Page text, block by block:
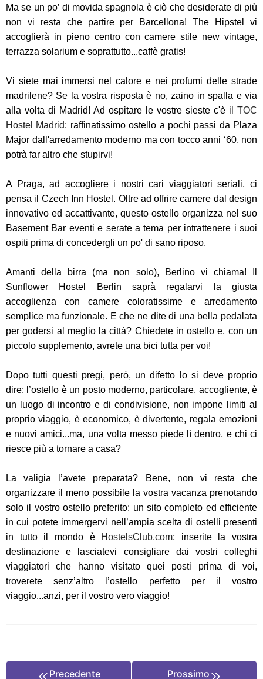
Ma se un po’ di movida spagnola è ciò che desiderate di più
non vi resta che partire per Barcellona! The Hipstel vi
accoglierà in pieno centro con camere stile new vintage,
terrazza solarium e soprattutto...caffè gratis!
Vi siete mai immersi nel calore e nei profumi delle strade
madrilene? Se la vostra risposta è no, zaino in spalla e via
alla volta di Madrid! Ad ospitare le vostre sieste c'è il TOC
Hostel Madrid: raffinatissimo ostello a pochi passi da Plaza
Major dall'arredamento moderno ma con tocco anni ‘60, non
potrà far altro che stupirvi!
A Praga, ad accogliere i nostri cari viaggiatori seriali, ci
pensa il Czech Inn Hostel. Oltre ad offrire camere dal design
innovativo ed accattivante, questo ostello organizza nel suo
Basement Bar eventi e serate a tema per intrattenere i suoi
ospiti prima di concedergli un po' di sano riposo.
Amanti della birra (ma non solo), Berlino vi chiama! Il
Sunflower Hostel Berlin saprà regalarvi la giusta
accoglienza con camere coloratissime e arredamento
semplice ma funzionale. E che ne dite di una bella pedalata
per godersi al meglio la città? Chiedete in ostello e, con un
piccolo supplemento, avrete una bici tutta per voi!
Dopo tutti questi pregi, però, un difetto lo si deve proprio
dire: l’ostello è un posto moderno, particolare, accogliente, è
un luogo di incontro e di condivisione, non impone limiti al
proprio viaggio, è economico, è divertente, regala emozioni
e nuovi amici...ma, una volta messo piede lì dentro, e chi ci
riesce più a tornare a casa?
La valigia l’avete preparata? Bene, non vi resta che
organizzare il meno possibile la vostra vacanza prenotando
solo il vostro ostello preferito: un sito completo ed efficiente
in cui potete immergervi nell’ampia scelta di ostelli presenti
in tutto il mondo è
HostelsClub.com; inserite la vostra
destinazione e lasciatevi consigliare dai vostri colleghi
viaggiatori che hanno visitato quei posti prima di voi,
troverete senz’altro l’ostello perfetto per il vostro
viaggio...anzi, per il vostro vero viaggio!
Precedente Prossimo